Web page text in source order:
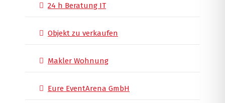
24 h Beratung IT
Objekt zu verkaufen
Makler Wohnung
Eure EventArena GmbH